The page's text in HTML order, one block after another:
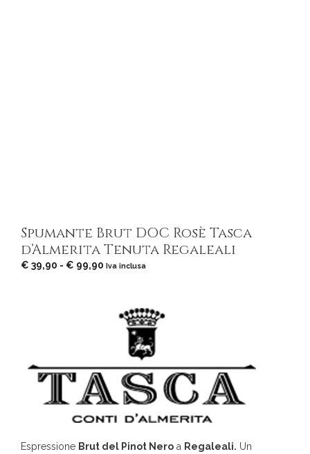
Spumante Brut DOC Rosè Tasca
d’Almerita Tenuta Regaleali
€ 39,90 - € 99,90 Fascia
€ 39,90
€ 99,90
Iva inclusa
Espressione Brut del Pinot Nero a Regaleali. Un